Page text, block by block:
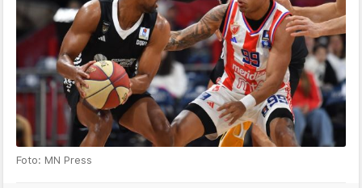
Foto: MN Press